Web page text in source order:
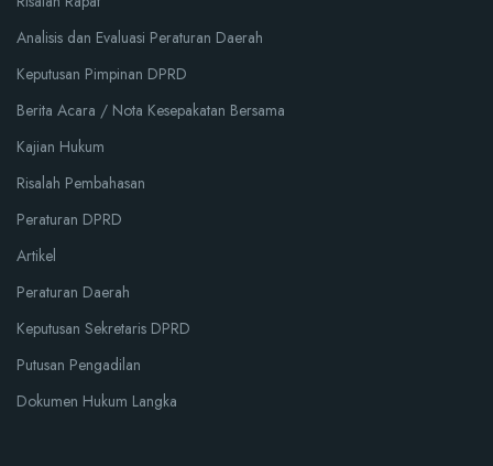
Analisis dan Evaluasi Peraturan Daerah
Keputusan Pimpinan DPRD
Berita Acara / Nota Kesepakatan Bersama
Kajian Hukum
Risalah Pembahasan
Peraturan DPRD
Artikel
Peraturan Daerah
Keputusan Sekretaris DPRD
Putusan Pengadilan
Dokumen Hukum Langka